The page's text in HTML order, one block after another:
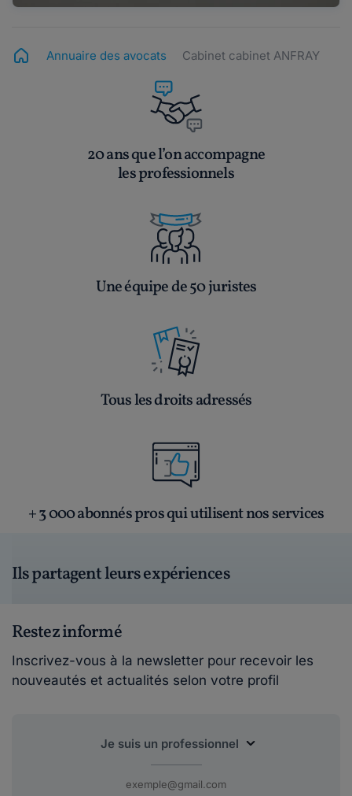
Annuaire des avocats Cabinet cabinet ANFRAY
20 ans que l’on accompagne
les professionnels
Une équipe de 50 juristes
Tous les droits adressés
+ 3 000 abonnés pros qui utilisent nos services
Ils partagent leurs expériences
Restez informé
Inscrivez-vous à la newsletter pour recevoir les
nouveautés et actualités selon votre profil